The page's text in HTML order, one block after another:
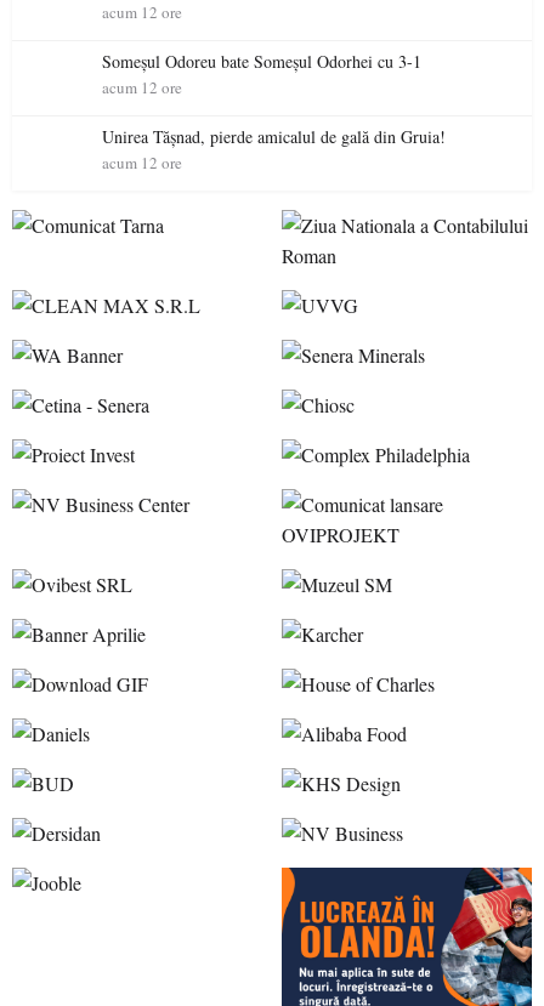
acum 12 ore
Someșul Odoreu bate Someșul Odorhei cu 3-1
acum 12 ore
Unirea Tășnad, pierde amicalul de gală din Gruia!
acum 12 ore